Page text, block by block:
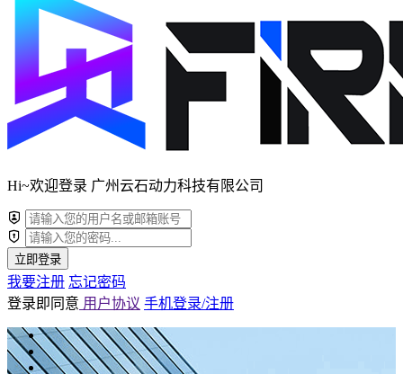
Hi~欢迎登录 广州云石动力科技有限公司
立即登录
我要注册 忘记密码
登录即同意 用户协议 手机登录/注册